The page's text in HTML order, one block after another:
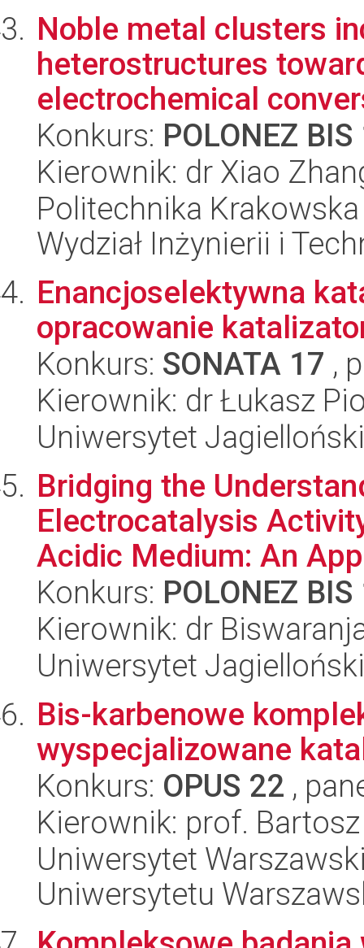
Noble metal clusters
heterostructures
electrochemical
Konkurs: POLONEZ BIS
Kierownik: dr Xiao
Politechnika
Wydział Inżynierii i
Enancjoselektywna
opracowanie
Konkurs: SONATA 17 ,
Kierownik: dr Łukasz
Uniwersytet
Bridging the
Electrocatalysis
Acidic Medium: An
Konkurs: POLONEZ BIS
Kierownik: dr
Uniwersytet
Bis-karbenowe
wyspecjalizowane
Konkurs: OPUS 22 ,
Kierownik: prof.
Uniwersytet
Uniwersytetu